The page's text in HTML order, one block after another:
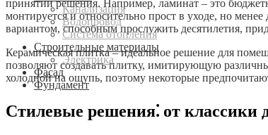
Канализация
Водопровод
Система отопления
Строительные материалы
Электрика
Фасад
Фундамент
принятии решения. Например, ламинат – это
монтируется и относительно прост в уходе, но
вариантом, способным прослужить десятилетия,
Керамическая плитка – идеальное решение для
позволяют создавать плитку, имитирующую
холодной на ощупь, поэтому некоторые
Стилевые решения⁚ от классики